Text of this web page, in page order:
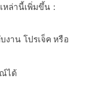
หล่านี้เพิ่มขึ้น :
าน โปรเจ็ค หรือ
ได้